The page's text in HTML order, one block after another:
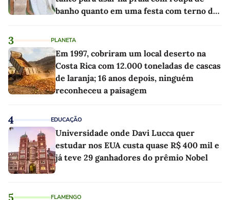
banho quanto em uma festa com terno de
3 PLANETA
Em 1997, cobriram um local deserto na
Costa Rica com 12.000 toneladas de cascas
de laranja; 16 anos depois, ninguém
reconheceu a paisagem
4 EDUCAÇÃO
Universidade onde Davi Lucca quer
estudar nos EUA custa quase R$ 400 mil e
já teve 29 ganhadores do prêmio Nobel
5 FLAMENGO